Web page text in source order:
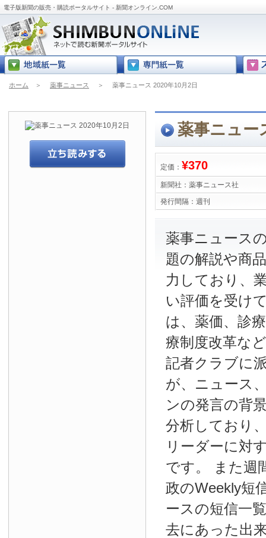
電子版新聞の販売・購読ポータルサイト - 新聞オンライン.COM
ホーム ＞ 薬事ニュース ＞ 薬事ニュース 2020年10月2日
薬事ニュー
定価： ¥370
新聞社： 薬事ニュース社
発行間隔： 週刊
薬事ニュース
題の解説や商
力しており、
い評価を受け
は、薬価、診
療制度改革な
記者クラブに
が、ニュース
ンの発言の背
分析しており
リーダーに対
です。 また週
政のWeekly短
ースの短信一
去にあった出